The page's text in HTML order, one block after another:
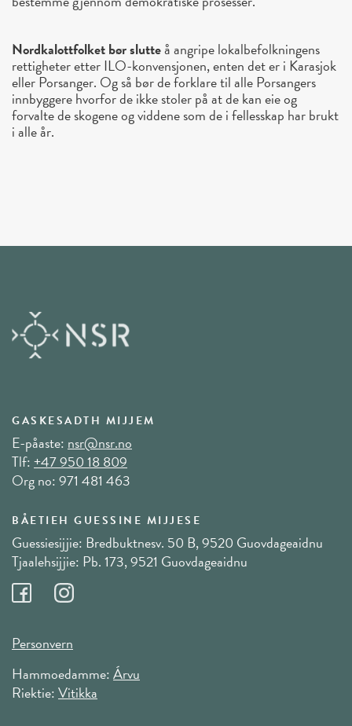
Nordkalottfolket bør slutteå angripe lokalbefolkningens
rettigheter etter ILO-konvensjonen, enten det er i Karasjok
eller Porsanger. Og så bør de forklare til alle Porsangers
innbyggere hvorfor de ikke stoler på at de kan eie og
forvalte de skogene og viddene som de i fellesskap har brukt
i alle år.
GASKESADTH MIJJEM
E-påaste: nsr@nsr.no
Tlf:+47 950 18 809
Org no: 971 481 463
BÅETIEH GUESSINE MIJJESE
Guessiesijjie: Bredbuktnesv. 50 B, 9520 Guovdageaidnu
Tjaalehsijjie: Pb. 173, 9521 Guovdageaidnu
Personvern
Hammoedamme:Árvu
Riektie:Vitikka